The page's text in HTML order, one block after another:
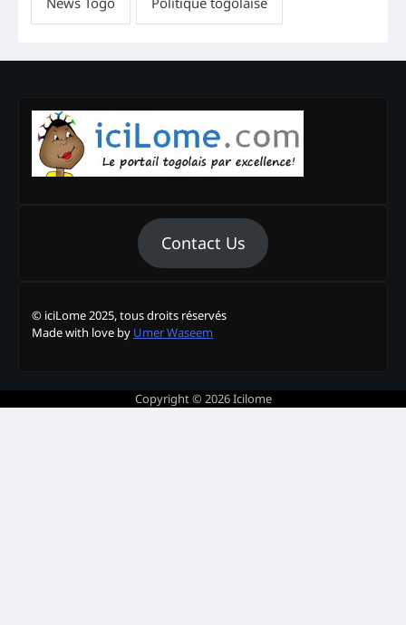
Contact Us
© iciLome 2025, tous droits réservés
Made with love by Umer Waseem
Copyright © 2026Icilome